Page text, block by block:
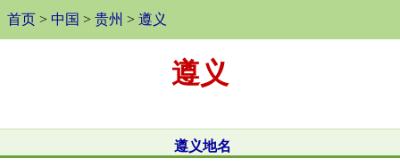
首页 > 中国 > 贵州 > 遵义
遵义
遵义地名